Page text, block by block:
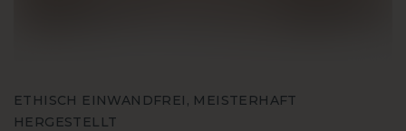
ETHISCH EINWANDFREI, MEISTERHAFT
HERGESTELLT